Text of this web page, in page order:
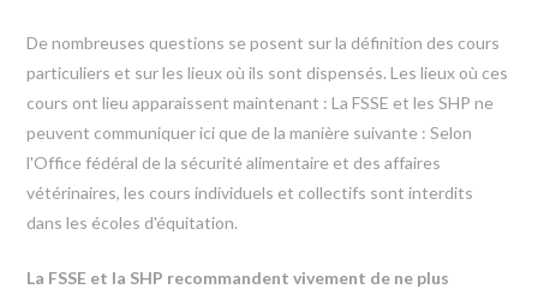
De nombreuses questions se posent sur la définition des cours
particuliers et sur les lieux où ils sont dispensés. Les lieux où ces
cours ont lieu apparaissent maintenant : La FSSE et les SHP ne
peuvent communiquer ici que de la manière suivante : Selon
l'Office fédéral de la sécurité alimentaire et des affaires
vétérinaires, les cours individuels et collectifs sont interdits
dans les écoles d'équitation.
La FSSE et la SHP recommandent vivement de ne plus